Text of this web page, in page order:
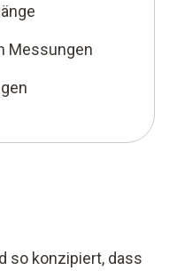
Messungen
so konzipiert, dass